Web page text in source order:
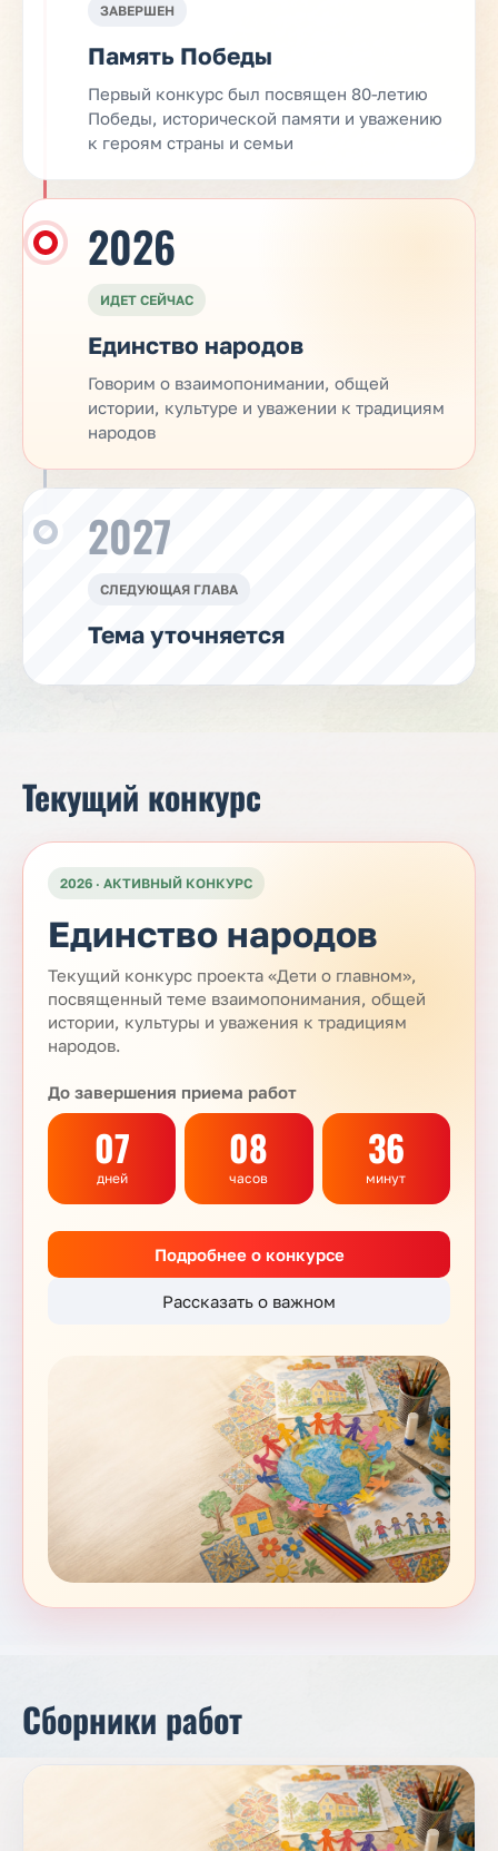
ЗАВЕРШЕН
Память Победы
Первый конкурс был посвящен 80-летию
Победы, исторической памяти и уважению
к героям страны и семьи
2026
ИДЕТ СЕЙЧАС
Единство народов
Говорим о взаимопонимании, общей
истории, культуре и уважении к традициям
народов
2027
СЛЕДУЮЩАЯ ГЛАВА
Тема уточняется
Текущий конкурс
2026 · АКТИВНЫЙ КОНКУРС
Единство народов
Текущий конкурс проекта «Дети о главном»,
посвященный теме взаимопонимания, общей
истории, культуры и уважения к традициям
народов.
До завершения приема работ
07
дней
08
часов
36
минут
Подробнее о конкурсе
Рассказать о важном
Сборники работ